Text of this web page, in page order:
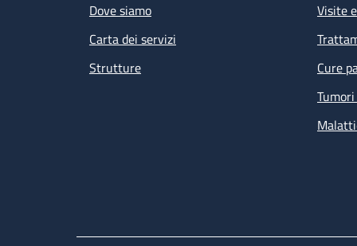
Dove siamo
Carta dei servizi
Strutture
Visite
Cure